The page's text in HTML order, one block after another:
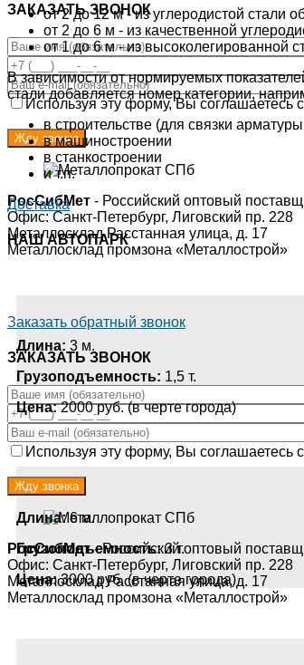
ЗАКАЗАТЬ ЗВОНОК
Используя эту форму, Вы соглашаетесь
РосСибМет - Российский оптовый
Офис: Санкт-Петербург, Лиговский пр. 228
Металлосклад Расстанная улица, д. 17
Металлосклад промзона «Металлострой»
Заказать обратный звонок
ЗАКАЗАТЬ ЗВОНОК
Используя эту форму, Вы соглашаетесь
РосСибМет- Российский оптовый
Офис: Санкт-Петербург, Лиговский пр. 228
Металлосклад Расстанная улица, д. 17
Металлосклад промзона «Металлострой»
от 2 до 12 м - из углеродистой стали
от 2 до 6 м - из качественной
от 1 до 6 м - из высоколегированной
В зависимости от нормируемых
стали добавляется номер категории,
в строительстве (для связки
в машиностроении
в станкостроении
и т.п.
Доставка
НАШ АВТОПАРК
Длина: 3 м.
Грузоподъемность: 1,5 т.
Цена:2000 руб. (в черте города)
Длина:6 м.
Грузоподъемность:3 т.
Цена:3000 руб. (в черте города)